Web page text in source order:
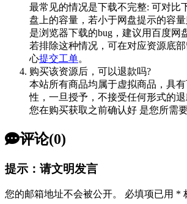
最常见的情况是下载不完整: 可对比
盘上的容量，若小于网盘提示的容
是浏览器下载的bug，建议用百度网
若排除这种情况，可在对应资源底
心提交工单。
购买该资源后，可以退款吗?
本站所有商品均属于虚拟商品，具
性，一旦授予，不接受任何形式的
您在购买获取之前确认好 是您所需
评论(0)
提示：请文明发言
您的邮箱地址不会被公开。 必填项已用 *